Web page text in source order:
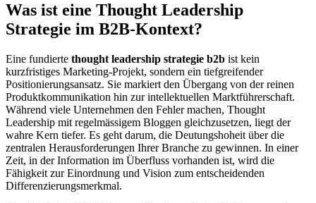
Was ist eine Thought Leadership
Strategie im B2B-Kontext?
Eine fundierte thought leadership strategie b2b ist kein
kurzfristiges Marketing-Projekt, sondern ein tiefgreifender
Positionierungsansatz. Sie markiert den Übergang von der reinen
Produktkommunikation hin zur intellektuellen Marktführerschaft.
Während viele Unternehmen den Fehler machen, Thought
Leadership mit regelmässigem Bloggen gleichzusetzen, liegt der
wahre Kern tiefer. Es geht darum, die Deutungshoheit über die
zentralen Herausforderungen Ihrer Branche zu gewinnen. In einer
Zeit, in der Information im Überfluss vorhanden ist, wird die
Fähigkeit zur Einordnung und Vision zum entscheidenden
Differenzierungsmerkmal.